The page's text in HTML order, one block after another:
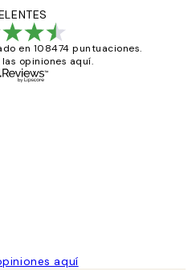
en 108474 puntuaciones.
opiniones aquí.
aquí